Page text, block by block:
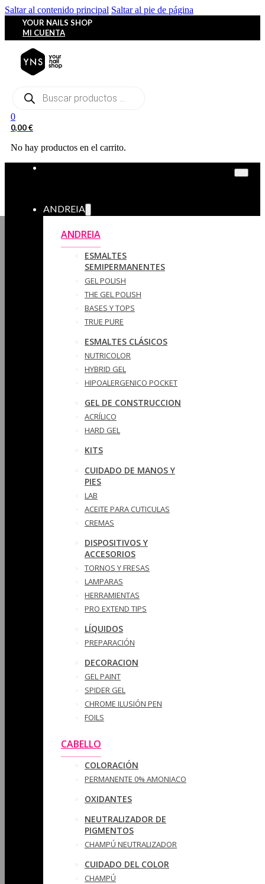
Saltar al contenido principal Saltar al pie de página
YOUR NAILS SHOP
MI CUENTA
Búsqueda
0
0,00€
No hay productos en el carrito.
ANDREIA
ANDREIA
ESMALTES
SEMIPERMANENTES
GEL POLISH
THE GEL POLISH
BASES Y‎ TOPS
TRUE PURE
ESMALTES CLÁSICOS
NUTRICOLOR
HYBRID GEL
HIPOALERGENICO POCKET
GEL DE CONSTRUCCION
ACRÍLICO
HARD GEL
KITS
CUIDADO DE MANOS Y
PIES
LAB
ACEITE PARA CUTICULAS
CREMAS
DISPOSITIVOS Y
ACCESORIOS
TORNOS Y FRESAS
LAMPARAS
HERRAMIENTAS
PRO EXTEND TIPS
LÍQUIDOS
PREPARACIÓN
DECORACION
GEL PAINT
SPIDER GEL
CHROME ILUSIÓN PEN
FOILS
CABELLO
COLORACIÓN
PERMANENTE 0% AMONIACO
OXIDANTES
NEUTRALIZADOR DE
PIGMENTOS
CHAMPÚ NEUTRALIZADOR
CUIDADO DEL COLOR
CHAMPÚ